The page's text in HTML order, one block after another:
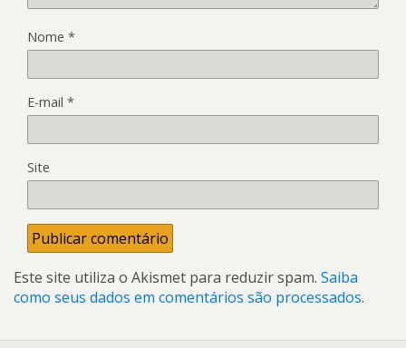
Nome *
E-mail *
Site
Este site utiliza o Akismet para reduzir spam. Saiba
como seus dados em comentários são processados.